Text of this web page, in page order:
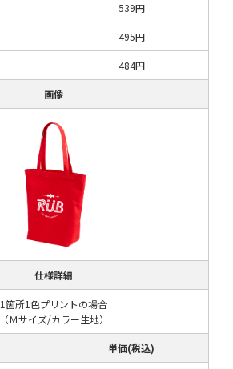
539円
495円
484円
画像
仕様詳細
1箇所1色プリントの場合
（Ｍサイズ/カラー生地）
単価(税込)